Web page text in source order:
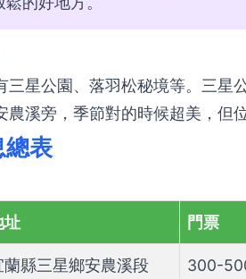
三星公園、落羽松秘境等。三星
溪旁，季節對的時候超美，但
總表
址 門票
蘭縣三星鄉安農溪段 300-